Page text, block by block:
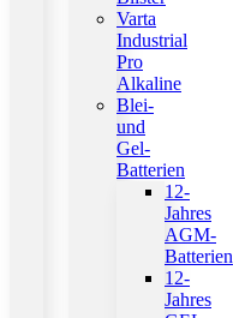
Varta
Industrial
Pro
Alkaline
Blei-
und
Gel-
Batterien
12-
Jahres
AGM-
Batterien
12-
Jahres